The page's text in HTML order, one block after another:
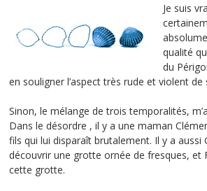
Je suis
qualité
du
en souligner l’aspect très rude et violent de
Sinon, le mélange de trois temporalités,
Dans le désordre , il y a une maman
fils qui lui disparaît brutalement. Il y a
découvrir une grotte ornée de fresques, et
cette grotte.